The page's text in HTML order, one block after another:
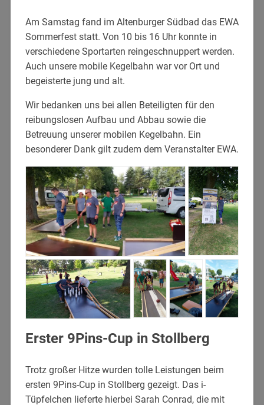
Am Samstag fand im Altenburger Südbad das EWA
Sommerfest statt. Von 10 bis 16 Uhr konnte in
verschiedene Sportarten reingeschnuppert werden.
Auch unsere mobile Kegelbahn war vor Ort und
begeisterte jung und alt.
Wir bedanken uns bei allen Beteiligten für den
reibungslosen Aufbau und Abbau sowie die
Betreuung unserer mobilen Kegelbahn. Ein
besonderer Dank gilt zudem dem Veranstalter EWA.
Erster 9Pins-Cup in Stollberg
Trotz großer Hitze wurden tolle Leistungen beim
ersten 9Pins-Cup in Stollberg gezeigt. Das i-
Tüpfelchen lieferte hierbei Sarah Conrad, die mit